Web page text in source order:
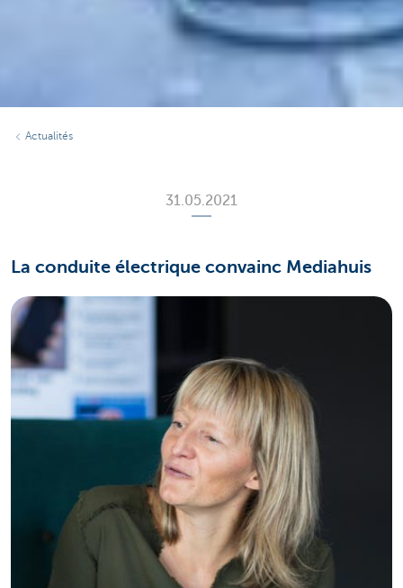
Actualités
31.05.2021
La conduite électrique convainc Mediahuis